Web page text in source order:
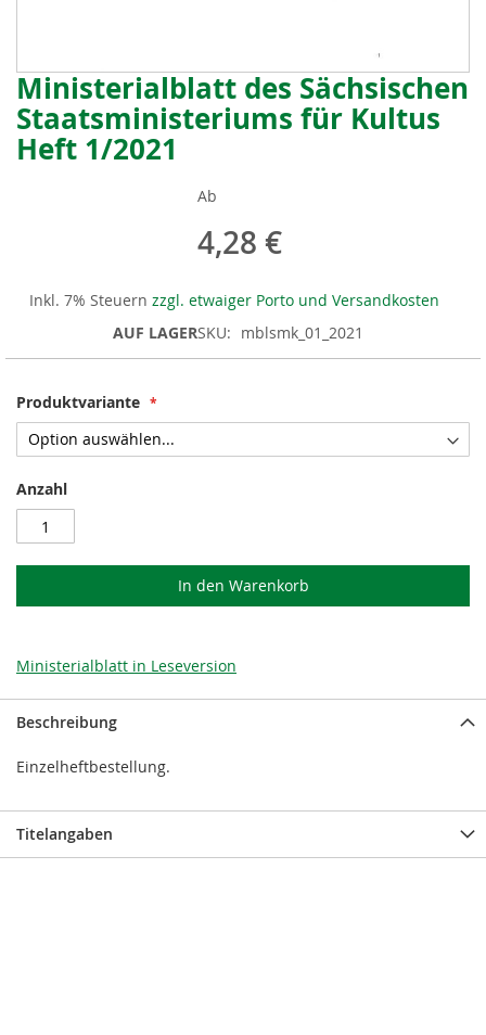
Ministerialblatt des Sächsischen
Staatsministeriums für Kultus
Heft 1/2021
Ab
4,28 €
Inkl. 7% Steuern zzgl. etwaiger Porto und Versandkosten
AUF LAGERSKU mblsmk_01_2021
Produktvariante
Anzahl
In den Warenkorb
Ministerialblatt in Leseversion
Zum
Anfang
der
Bildergalerie
Beschreibung
Einzelheftbestellung.
Titelangaben